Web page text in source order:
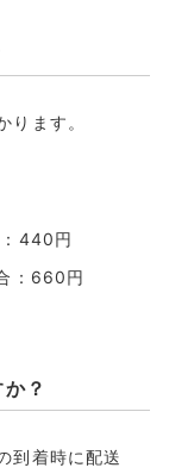
ります。
440円
：660円
？
到着時に配送